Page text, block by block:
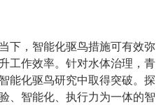
下，智能化驱鸟措施可有效弥
工作效率。针对水体治理，青
能化驱鸟研究中取得突破。探
、智能化、执行力为一体的智